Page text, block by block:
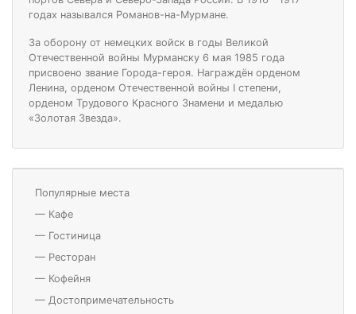
годах назывался Романов-на-Мурмане.
За оборону от немецких войск в годы Великой
Отечественной войны Мурманску 6 мая 1985 года
присвоено звание Города-героя. Награждён орденом
Ленина, орденом Отечественной войны I степени,
орденом Трудового Красного Знамени и медалью
«Золотая Звезда».
Популярные места
— Кафе
— Гостиница
— Ресторан
— Кофейня
— Достопримечательность